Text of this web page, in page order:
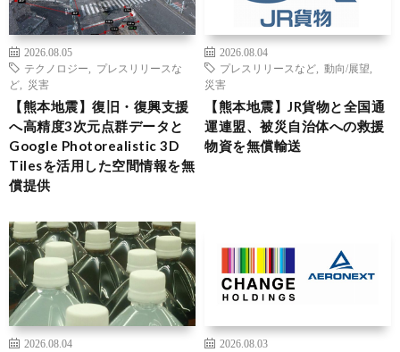
2026.08.05
テクノロジー
プレスリリースな
ど
災害
【熊本地震】復旧・復興支援
へ高精度3次元点群データと
Google Photorealistic 3D
Tilesを活用した空間情報を無
償提供
2026.08.04
プレスリリースなど
動向/展望
災害
【熊本地震】JR貨物と全国通
運連盟、被災自治体への救援
物資を無償輸送
2026.08.04
2026.08.03